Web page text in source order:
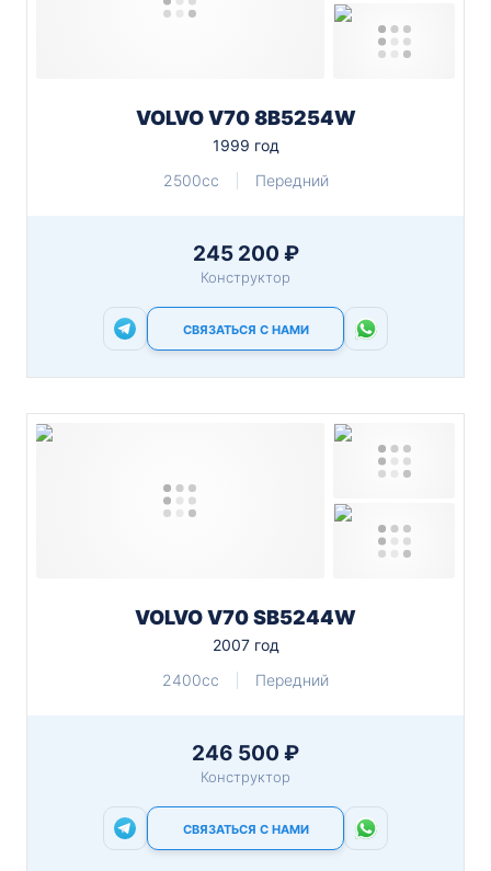
VOLVO V70 8B5254W
1999 год
2500cc
Передний
245 200 ₽
Конструктор
СВЯЗАТЬСЯ С НАМИ
VOLVO V70 SB5244W
2007 год
2400cc
Передний
246 500 ₽
Конструктор
СВЯЗАТЬСЯ С НАМИ